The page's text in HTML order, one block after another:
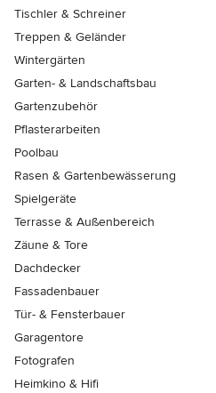
Tischler & Schreiner
Treppen & Geländer
Wintergärten
Garten- & Landschaftsbau
Gartenzubehör
Pflasterarbeiten
Poolbau
Rasen & Gartenbewässerung
Spielgeräte
Terrasse & Außenbereich
Zäune & Tore
Dachdecker
Fassadenbauer
Tür- & Fensterbauer
Garagentore
Fotografen
Heimkino & Hifi